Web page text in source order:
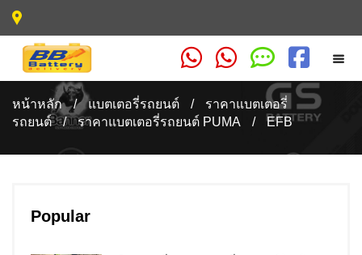
หน้าหลัก / แบตเตอรี่รถยนต์ /
ราคาแบตเตอรี่
รถยนต์ / ราคาแบตเตอรี่รถยนต์ PUMA / EFB
Popular